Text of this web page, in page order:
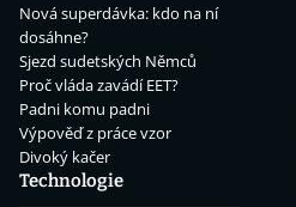
Nová superdávka: kdo na ní
dosáhne?
Sjezd sudetských Němců
Proč vláda zavádí EET?
Padni komu padni
Výpověď z práce vzor
Divoký kačer
Technologie